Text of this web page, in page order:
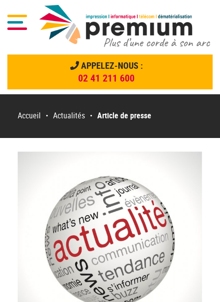
APPELEZ-NOUS :
02 41 211 600
Passer
contenu
Menu principal
Menu
Accueil • Actualités • Article de presse